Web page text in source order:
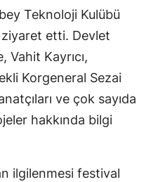
Teknoloji Kulübü
ziyaret etti. Devlet
Vahit Kayrıcı,
Korgeneral Sezai
ve çok sayıda
hakkında bilgi
ilgilenmesi festival